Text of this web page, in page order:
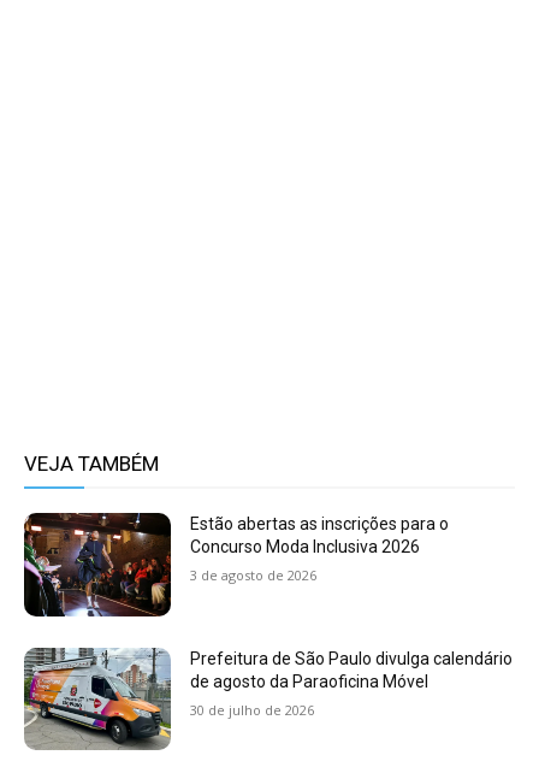
VEJA TAMBÉM
Estão abertas as inscrições para o
Concurso Moda Inclusiva 2026
3 de agosto de 2026
Prefeitura de São Paulo divulga calendário
de agosto da Paraoficina Móvel
30 de julho de 2026